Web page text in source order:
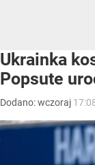
Ukrainka
Popsute
Dodano:wczoraj